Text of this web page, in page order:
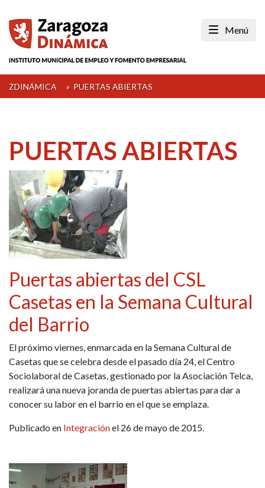
content
Menú
ZDINÁMICA » PUERTAS ABIERTAS
PUERTAS ABIERTAS
Puertas abiertas del CSL
Casetas en la Semana Cultural
del Barrio
El próximo viernes, enmarcada en la Semana Cultural de
Casetas que se celebra desde el pasado día 24, el Centro
Sociolaboral de Casetas, gestionado por la Asociación Telca,
realizará una nueva joranda de puertas abiertas para dar a
conocer su labor en el barrio en el que se emplaza.
Publicado en Integraciónel 26 de mayo de 2015.